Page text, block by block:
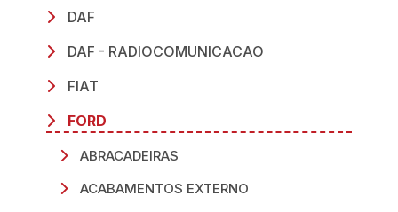
DAF
DAF - RADIOCOMUNICACAO
FIAT
FORD
ABRACADEIRAS
ACABAMENTOS EXTERNO